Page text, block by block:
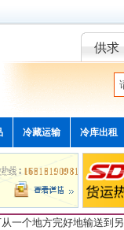
供求
冷藏运输 冷库出租
一个地方完好地输送到